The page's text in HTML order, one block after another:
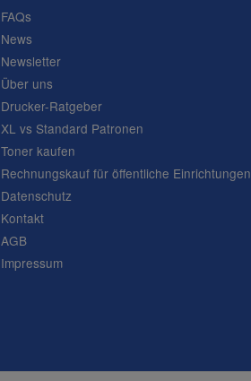
FAQs
News
Newsletter
Über uns
Drucker-Ratgeber
XL vs Standard Patronen
Toner kaufen
Rechnungskauf für öffentliche Einrichtungen
Datenschutz
Kontakt
AGB
Impressum